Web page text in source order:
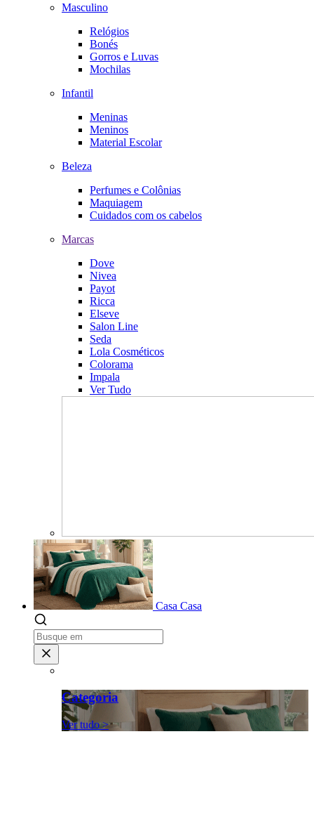
Masculino
Relógios
Bonés
Gorros e Luvas
Mochilas
Infantil
Meninas
Meninos
Material Escolar
Beleza
Perfumes e Colônias
Maquiagem
Cuidados com os cabelos
Marcas
Dove
Nivea
Payot
Ricca
Elseve
Salon Line
Seda
Lola Cosméticos
Colorama
Impala
Ver Tudo
Casa Casa
Categoria
Ver tudo >